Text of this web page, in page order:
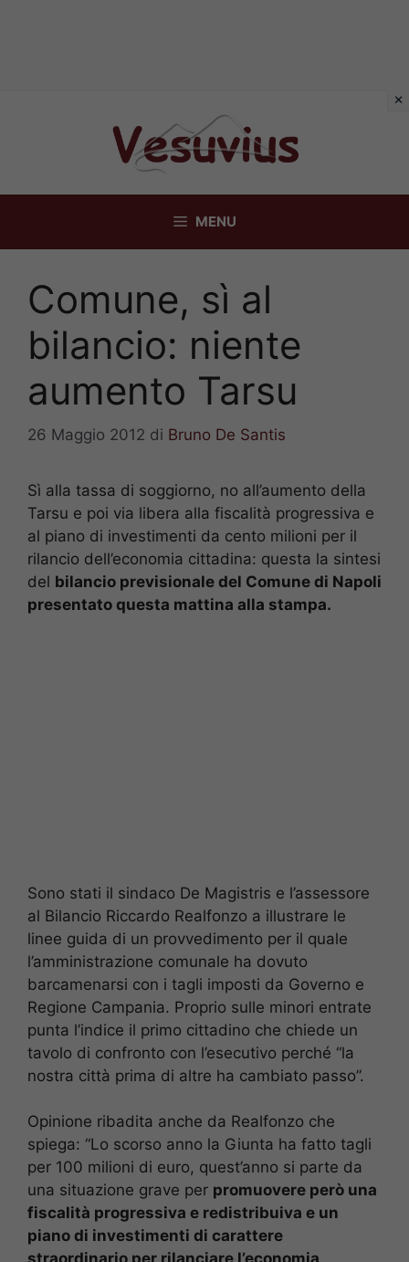
MENU
Comune, sì al
bilancio: niente
aumento Tarsu
26 Maggio 2012 di Bruno De Santis
Sì alla tassa di soggiorno, no all’aumento della
Tarsu e poi via libera alla fiscalità progressiva e
al piano di investimenti da cento milioni per il
rilancio dell’economia cittadina: questa la sintesi
del bilancio previsionale del Comune di Napoli
presentato questa mattina alla stampa.
Sono stati il sindaco De Magistris e l’assessore
al Bilancio Riccardo Realfonzo a illustrare le
linee guida di un provvedimento per il quale
l’amministrazione comunale ha dovuto
barcamenarsi con i tagli imposti da Governo e
Regione Campania. Proprio sulle minori entrate
punta l’indice il primo cittadino che chiede un
tavolo di confronto con l’esecutivo perché “la
nostra città prima di altre ha cambiato passo”.
Opinione ribadita anche da Realfonzo che
spiega: “Lo scorso anno la Giunta ha fatto tagli
per 100 milioni di euro, quest’anno si parte da
una situazione grave per promuovere però una
fiscalità progressiva e redistribuiva e un
piano di investimenti di carattere